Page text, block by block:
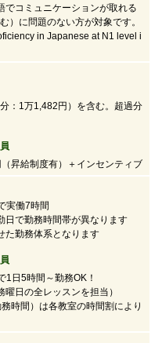
でコミュニケーションが取れる
）に問題のない方が対象です。
in Japanese at N1 level i
：1万1,482円）を含む。超過分
（昇給制度有）＋インセンティブ
実働7時間
日で勤務時間帯が異なります
た勤務体系となります
1日5時間～勤務OK！
日の全レッスンを担当）
時間）は各教室の時間割により